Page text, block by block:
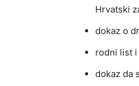
Hrvatski
dokaz o
rodni list i
dokaz da